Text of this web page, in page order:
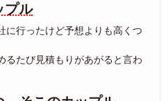
プル
行ったけど予想よりも高くつ
たび見積もりがあがると言わ